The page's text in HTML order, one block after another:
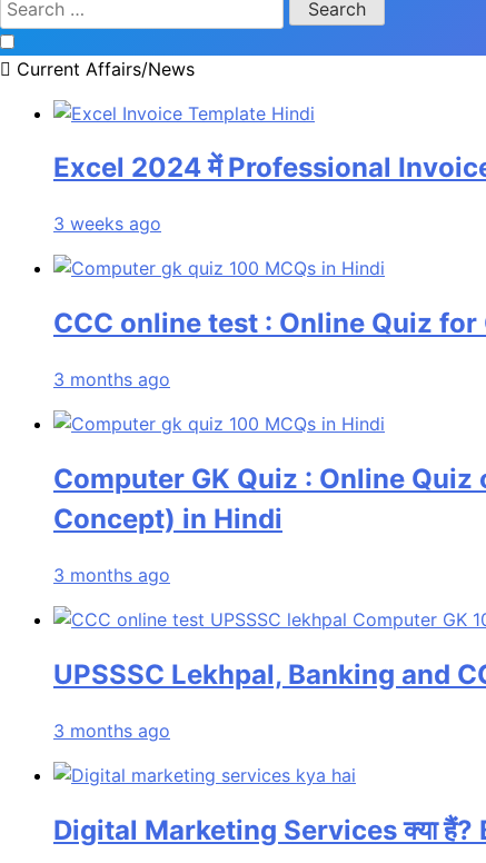
Current Affairs/News
Excel 2024 में Professional
3 weeks ago
CCC online test : Online Quiz
3 months ago
Computer GK Quiz : Online
Concept) in Hindi
3 months ago
UPSSSC Lekhpal, Banking and
3 months ago
Digital Marketing Services क्या